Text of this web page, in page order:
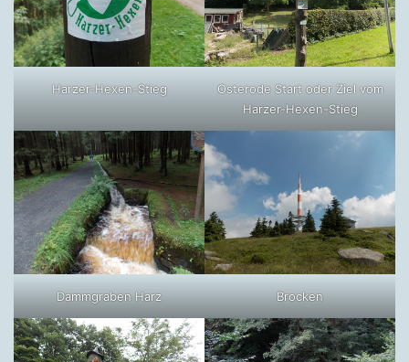
Harzer-Hexen-Stieg
Osterode Start oder Ziel vom
Harzer-Hexen-Stieg
Dammgraben Harz Brocken